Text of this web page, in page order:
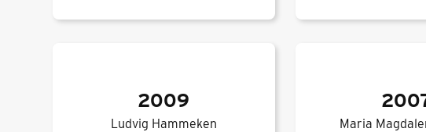
2009
Ludvig Hammeken Maria